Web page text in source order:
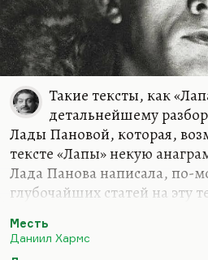
Такие тексты, как
детальнейшему
Лады Пановой, которая,
тексте «Лапы» некую
Лада Панова написала, по-
глубочайших статей на эту
мой взгляд, абсолютно в
подвергается чрезвычайно
Месть
Даниил Хармс